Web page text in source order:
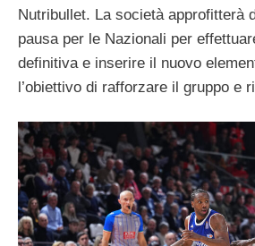
Nutribullet. La società approfitterà
pausa per le Nazionali per
definitiva e inserire il nuovo
l’obiettivo di rafforzare il gruppo e